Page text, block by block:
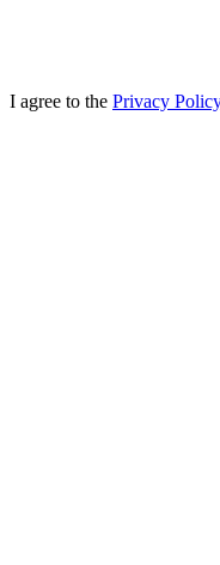
I agree to the Privacy